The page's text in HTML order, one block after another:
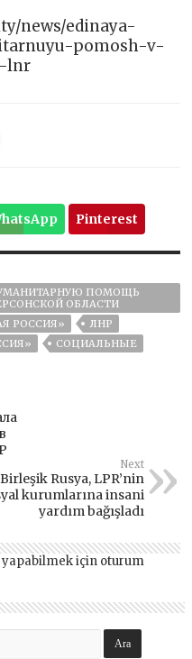
news/edinaya-
pomosh-v-
lnr
Pinterest
ПОМОЩЬ
ОБЛАСТИ
РОССИЯ»
ЛНР
СОЦИАЛЬНЫЕ
Next
Birleşik Rusya, LPR’nin
kurumlarına insani
yardım bağışladı
yapabilmek için oturum